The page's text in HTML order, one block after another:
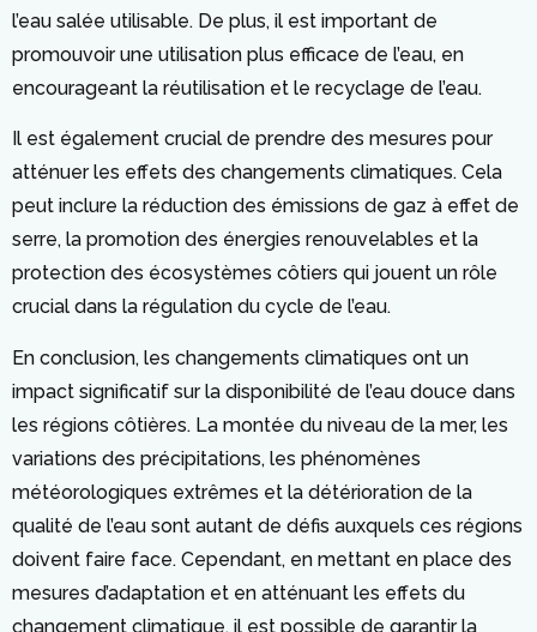
l’eau salée utilisable. De plus, il est important de
promouvoir une utilisation plus efficace de l’eau, en
encourageant la réutilisation et le recyclage de l’eau.
Il est également crucial de prendre des mesures pour
atténuer les effets des changements climatiques. Cela
peut inclure la réduction des émissions de gaz à effet de
serre, la promotion des énergies renouvelables et la
protection des écosystèmes côtiers qui jouent un rôle
crucial dans la régulation du cycle de l’eau.
En conclusion, les changements climatiques ont un
impact significatif sur la disponibilité de l’eau douce dans
les régions côtières. La montée du niveau de la mer, les
variations des précipitations, les phénomènes
météorologiques extrêmes et la détérioration de la
qualité de l’eau sont autant de défis auxquels ces régions
doivent faire face. Cependant, en mettant en place des
mesures d’adaptation et en atténuant les effets du
changement climatique, il est possible de garantir la